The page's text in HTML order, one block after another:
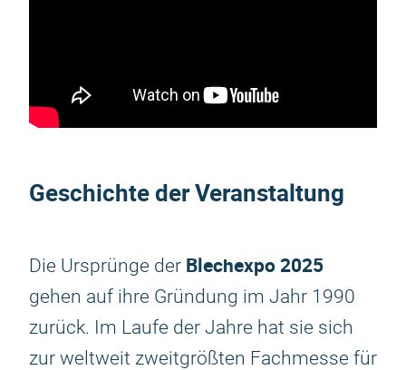
Geschichte der Veranstaltung
Die Ursprünge der Blechexpo 2025
gehen auf ihre Gründung im Jahr 1990
zurück. Im Laufe der Jahre hat sie sich
zur weltweit zweitgrößten Fachmesse für